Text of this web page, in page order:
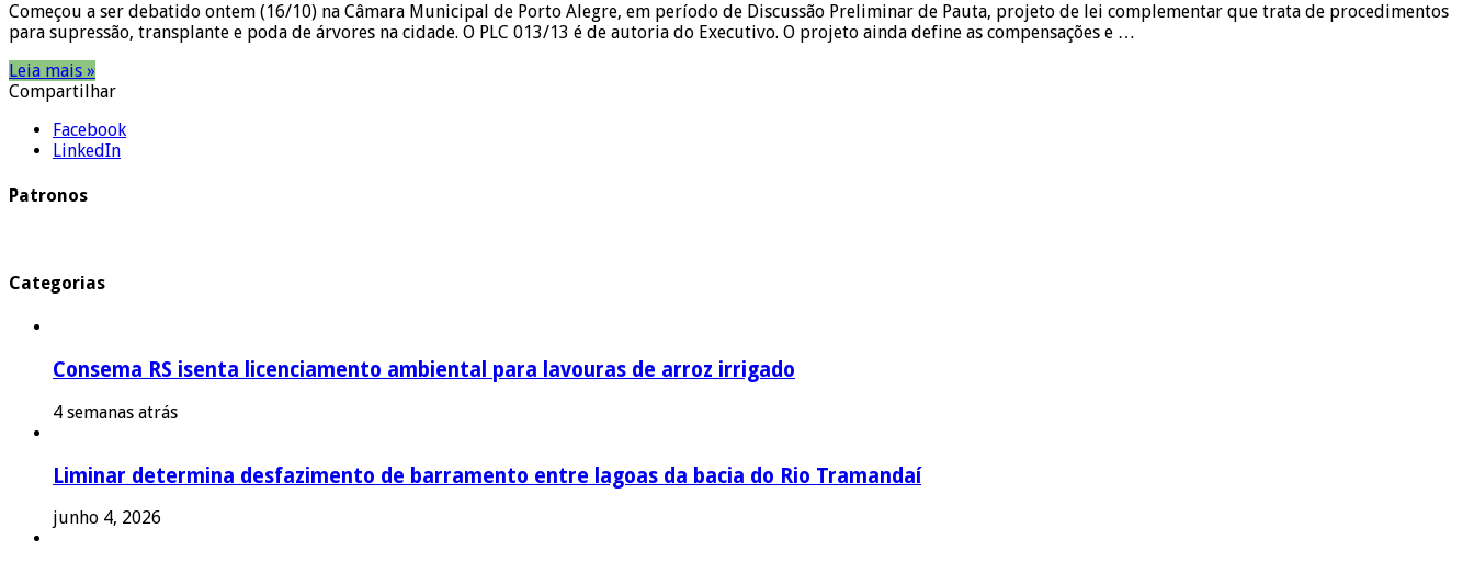
Começou a ser debatido ontem (16/10) na Câmara Municipal de Porto Alegre, em período de Discussão Preliminar de Pauta, projeto de lei complementar que trata de procedimentos
para supressão, transplante e poda de árvores na cidade. O PLC 013/13 é de autoria do Executivo. O projeto ainda define as compensações e …
Leia mais »
Compartilhar
Facebook
LinkedIn
Patronos
Categorias
Consema RS isenta licenciamento ambiental para lavouras de arroz irrigado
4 semanas atrás
Liminar determina desfazimento de barramento entre lagoas da bacia do Rio Tramandaí
junho 4, 2026